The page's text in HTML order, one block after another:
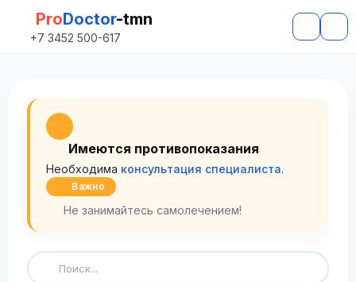
ProDoctor-tmn
+7 3452 500-617
Имеются противопоказания
Необходима консультация специалиста.
Важно
Не занимайтесь самолечением!